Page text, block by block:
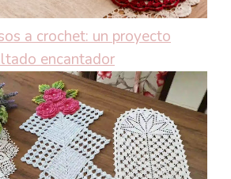
a crochet: un proyecto
encantador